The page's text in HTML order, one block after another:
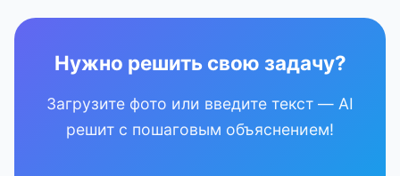
Нужно решить свою задачу?
Загрузите фото или введите текст — AI
решит с пошаговым объяснением!